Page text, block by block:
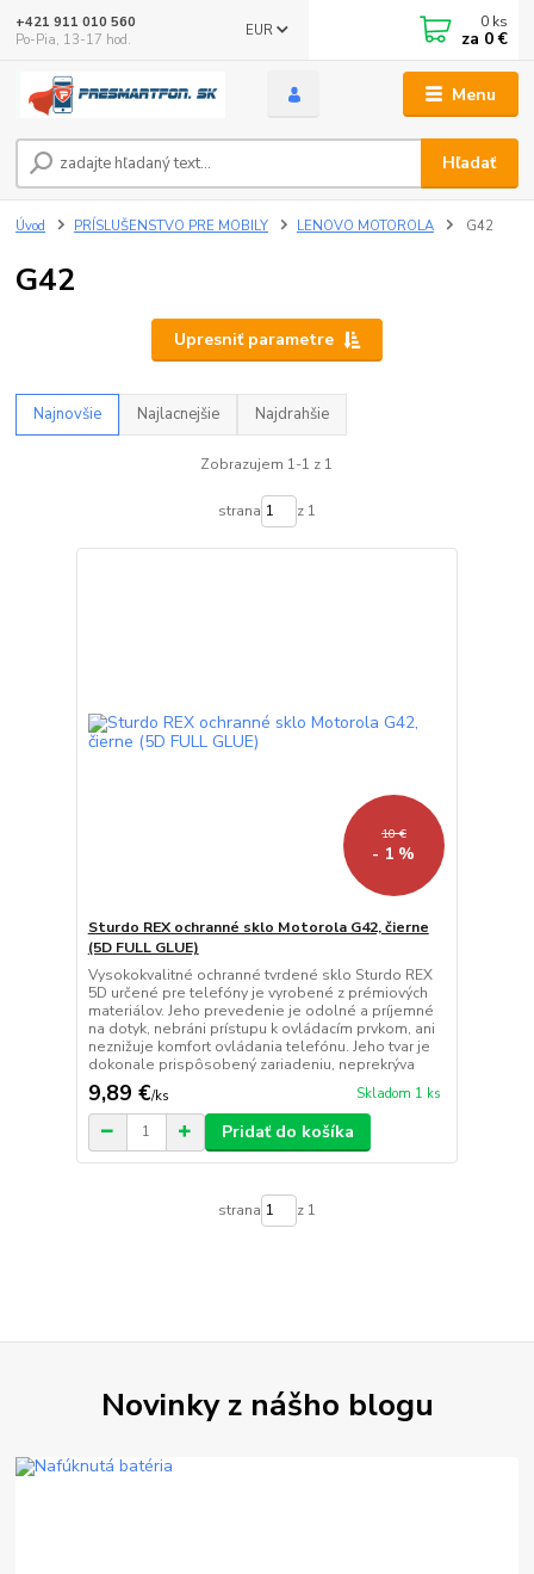
Menu
EUR
Hľadať
+421 911 010 560
Po-Pia, 13-17 hod.
0 ks
za 0 €
Úvod PRÍSLUŠENSTVO PRE MOBILY LENOVO MOTOROLA G42
G42
Upresniť parametre
Najnovšie Najlacnejšie Najdrahšie
Zobrazujem 1-1 z 1
strana z 1
10 €
- 1 %
Sturdo REX ochranné sklo Motorola G42, čierne
(5D FULL GLUE)
Vysokokvalitné ochranné tvrdené sklo Sturdo REX
5D určené pre telefóny je vyrobené z prémiových
materiálov. Jeho prevedenie je odolné a príjemné
na dotyk, nebráni prístupu k ovládacím prvkom, ani
neznižuje komfort ovládania telefónu. Jeho tvar je
dokonale prispôsobený zariadeniu, neprekrýva
9,89 €/ks Skladom 1 ks
Pridať do košíka
strana z 1
Novinky z nášho blogu